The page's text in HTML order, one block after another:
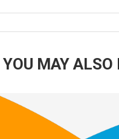
YOU MAY ALSO